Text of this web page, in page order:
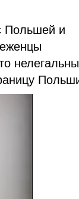
Польшей и